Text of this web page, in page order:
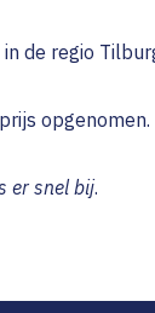
de regio
opgenomen.
er snel bij.